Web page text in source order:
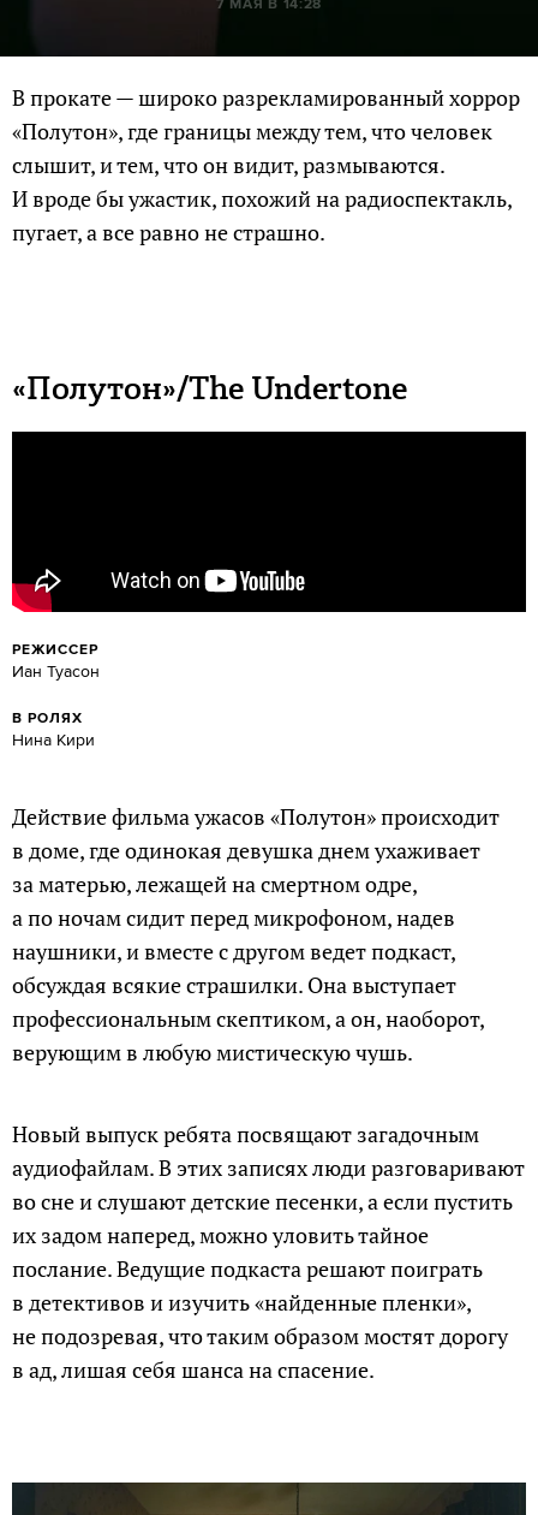
7 МАЯ В 14:28
В прокате — широко разрекламированный хоррор
«Полутон», где границы между тем, что человек
слышит, и тем, что он видит, размываются.
И вроде бы ужастик, похожий на радиоспектакль,
пугает, а все равно не страшно.
«Полутон»/The Undertone
РЕЖИССЕР
Иан Туасон
В РОЛЯХ
Нина Кири
Действие фильма ужасов «Полутон» происходит
в доме, где одинокая девушка днем ухаживает
за матерью, лежащей на смертном одре,
а по ночам сидит перед микрофоном, надев
наушники, и вместе с другом ведет подкаст,
обсуждая всякие страшилки. Она выступает
профессиональным скептиком, а он, наоборот,
верующим в любую мистическую чушь.
Новый выпуск ребята посвящают загадочным
аудиофайлам. В этих записях люди разговаривают
во сне и слушают детские песенки, а если пустить
их задом наперед, можно уловить тайное
послание. Ведущие подкаста решают поиграть
в детективов и изучить «найденные пленки»,
не подозревая, что таким образом мостят дорогу
в ад, лишая себя шанса на спасение.